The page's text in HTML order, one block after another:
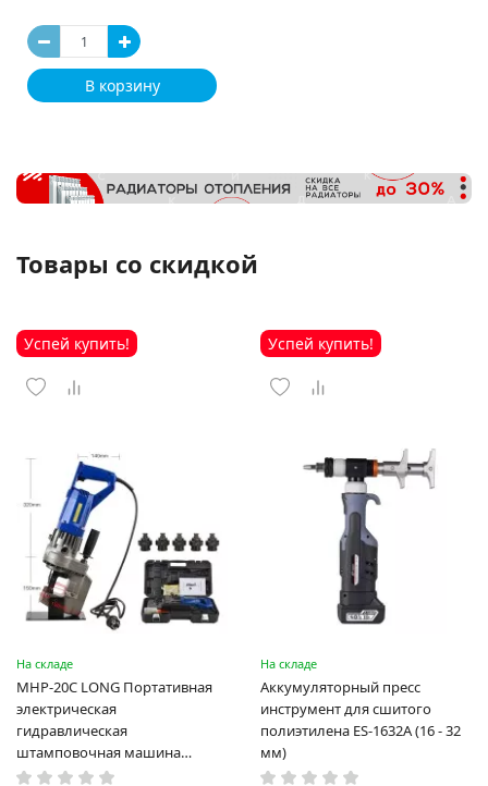
В корзину
Товары со скидкой
Успей купить!
На складе
MHP-20C LONG Портативная
электрическая
гидравлическая
штамповочная машина
высокая мощность и мощный
Успей купить!
На складе
Аккумуляторный пресс
инструмент для сшитого
полиэтилена ES-1632A (16 - 32
мм)